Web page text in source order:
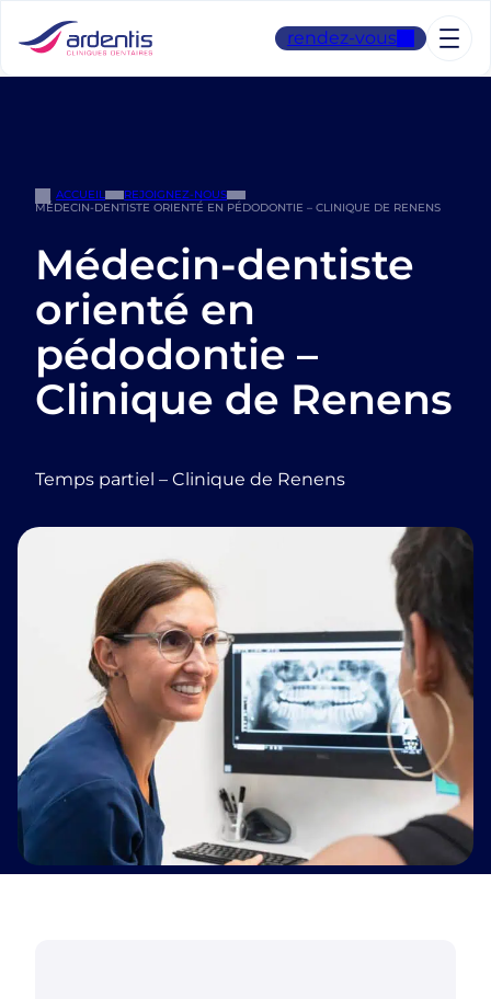
contenu
rendez-vous
ACCUEIL
REJOIGNEZ-NOUS
MÉDECIN-DENTISTE ORIENTÉ EN PÉDODONTIE – CLINIQUE DE RENENS
Médecin-dentiste
orienté en
pédodontie –
Clinique de Renens
Temps partiel – Clinique de Renens